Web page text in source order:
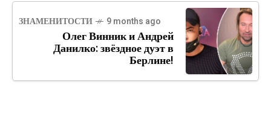
ЗНАМЕНИТОСТИ 9 months ago
Олег Винник и Андрей
Данилко: звёздное дуэт в
Берлине!